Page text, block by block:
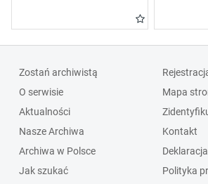
Zostań archiwistą
O serwisie
Aktualności
Nasze Archiwa
Archiwa w Polsce
Jak szukać
Mapa
Kontakt
Polityka